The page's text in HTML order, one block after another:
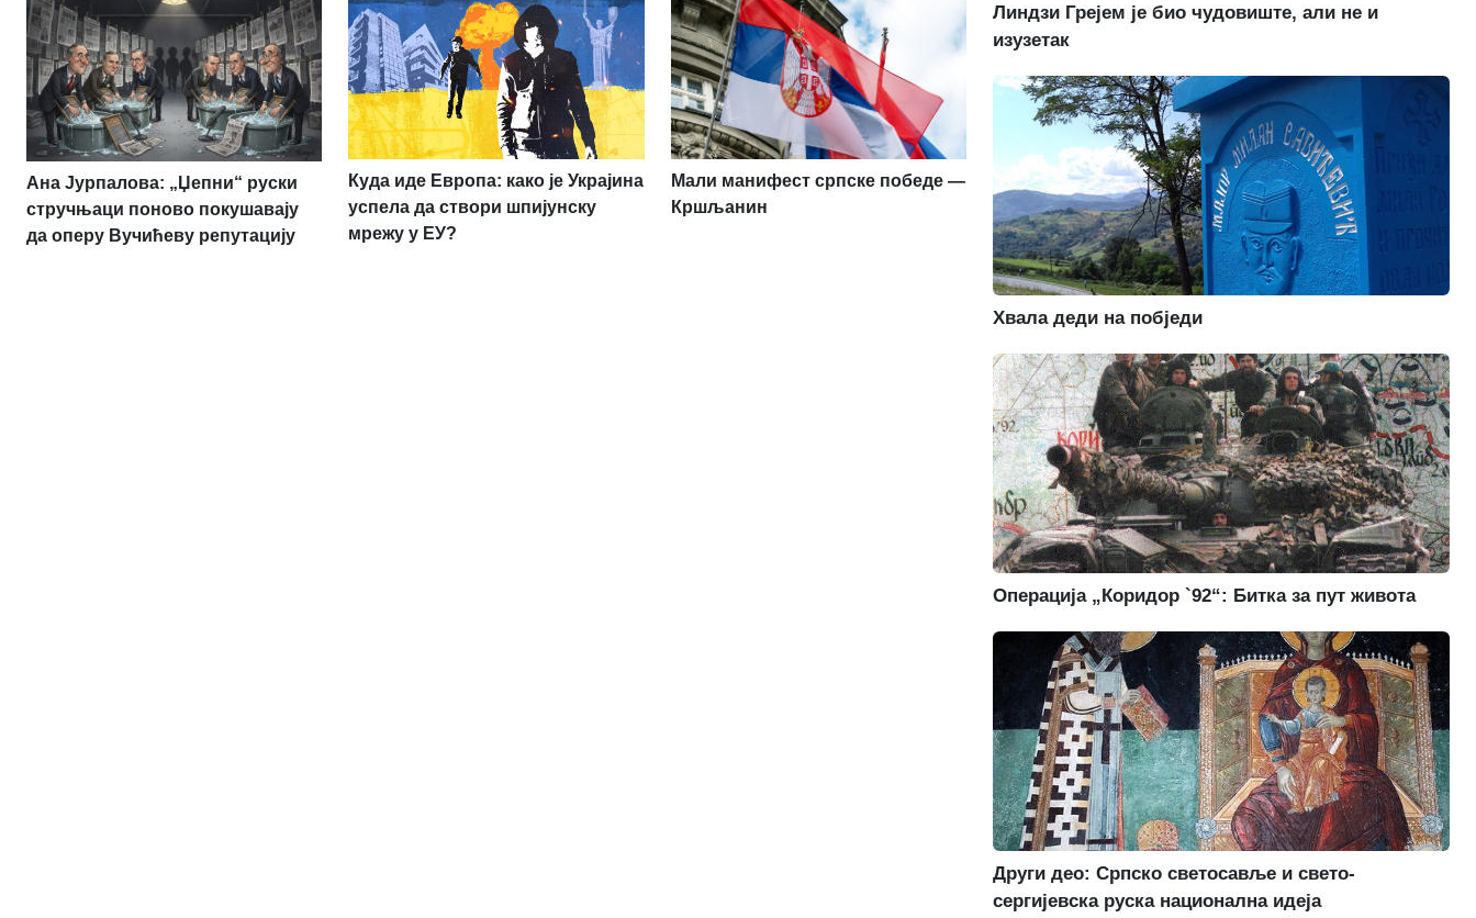
Ана Јурпалова: „Џепни“ руски
стручњаци поново покушавају
да оперу Вучићеву репутацију
Куда иде Европа: како је Украјина
успела да створи шпијунску
мрежу у ЕУ?
Мали манифест српске победе —
Кршљанин
Линдзи Грејем је био чудовиште, али не и
изузетак
Хвала деди на побједи
Операција „Коридор `92“: Битка за пут живота
Други део: Српско светосавље и свето-
сергијевска руска национална идеја